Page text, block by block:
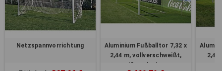
Netzspannvorrichtung
Aluminium Fußballtor 7,32 x
2,44 m, vollverschweißt,
2,44